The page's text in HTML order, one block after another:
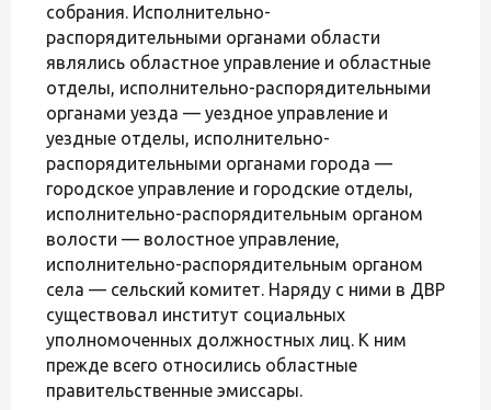
собрания. Исполнительно-
распорядительными органами области
являлись областное управление и областные
отделы, исполнительно-распорядительными
органами уезда — уездное управление и
уездные отделы, исполнительно-
распорядительными органами города —
городское управление и городские отделы,
исполнительно-распорядительным органом
волости — волостное управление,
исполнительно-распорядительным органом
села — сельский комитет. Наряду с ними в ДВР
существовал институт социальных
уполномоченных должностных лиц. К ним
прежде всего относились областные
правительственные эмиссары.